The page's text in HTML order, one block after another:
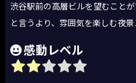
渋谷駅前の高層ビルを望むこと
と言うより、雰囲気を楽しむ夜
感動レベル